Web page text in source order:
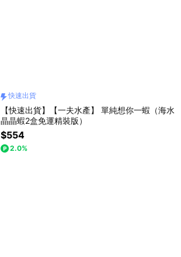
快速出貨
【快速出貨】【一夫水產】 單純想你一蝦（海水
晶晶蝦2盒免運精裝版）
$554
2.0%